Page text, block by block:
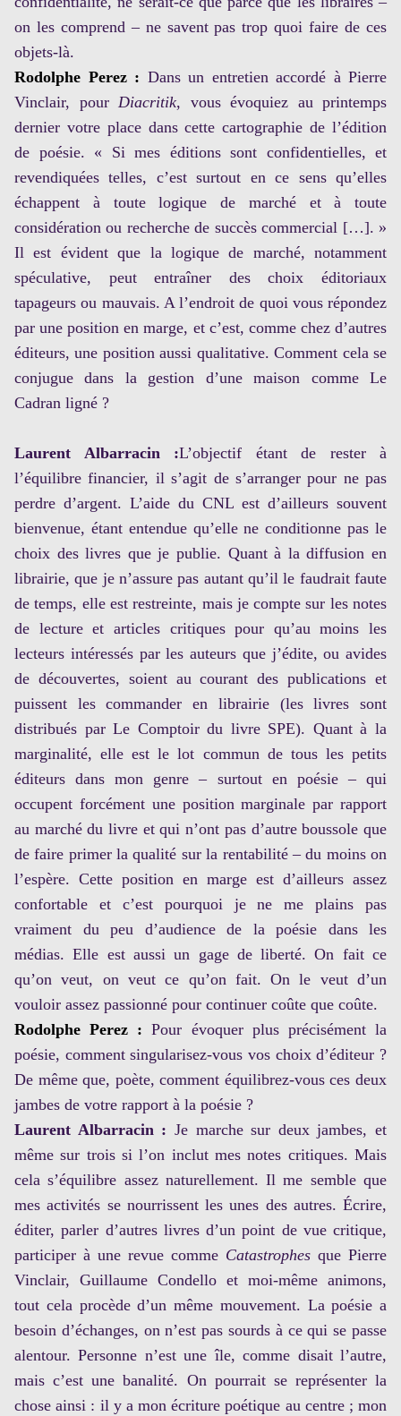
on les comprend – ne savent pas trop quoi faire de ces
objets-là.
Rodolphe Perez : Dans un entretienaccordé à Pierre
Vinclair, pour Diacritik, vous évoquiez au printemps
dernier votre place dans cette cartographie de l’édition
de poésie. « Si mes éditions sont confidentielles, et
revendiquées telles, c’est surtout en ce sens qu’elles
échappent à toute logique de marché et à toute
considération ou recherche de succès commercial […]. »
Il est évident que la logique de marché, notamment
spéculative, peut entraîner des choix éditoriaux
tapageurs ou mauvais. A l’endroit de quoi vous répondez
par une position en marge, et c’est, comme chez d’autres
éditeurs, une position aussi qualitative. Comment cela se
conjugue dans la gestion d’une maison comme Le
Cadran ligné ?
Laurent Albarracin :L’objectif étant de rester à
l’équilibre financier, il s’agit de s’arranger pour ne pas
perdre d’argent. L’aide du CNL est d’ailleurs souvent
bienvenue, étant entendue qu’elle ne conditionne pas le
choix des livres que je publie. Quant à la diffusion en
librairie, que je n’assure pas autant qu’il le faudrait faute
de temps, elle est restreinte, mais je compte sur les notes
de lecture et articles critiques pour qu’au moins les
lecteurs intéressés par les auteurs que j’édite, ou avides
de découvertes, soient au courant des publications et
puissent les commander en librairie (les livres sont
distribués par Le Comptoir du livre SPE). Quant à la
marginalité, elle est le lot commun de tous les petits
éditeurs dans mon genre – surtout en poésie – qui
occupent forcément une position marginale par rapport
au marché du livre et qui n’ont pas d’autre boussole que
de faire primer la qualité sur la rentabilité – du moins on
l’espère. Cette position en marge est d’ailleurs assez
confortable et c’est pourquoi je ne me plains pas
vraiment du peu d’audience de la poésie dans les
médias. Elle est aussi un gage de liberté. On fait ce
qu’on veut, on veut ce qu’on fait. On le veut d’un
vouloir assez passionné pour continuer coûte que coûte.
Rodolphe Perez :Pour évoquer plus précisément la
poésie, comment singularisez-vous vos choix d’éditeur ?
De même que, poète, comment équilibrez-vous ces deux
jambes de votre rapport à la poésie ?
Laurent Albarracin : Je marche sur deux jambes, et
même sur trois si l’on inclut mes notes critiques. Mais
cela s’équilibre assez naturellement. Il me semble que
mes activités se nourrissent les unes des autres. Écrire,
éditer, parler d’autres livres d’un point de vue critique,
participer à une revue comme Catastrophes que Pierre
Vinclair, Guillaume Condello et moi-même animons,
tout cela procède d’un même mouvement. La poésie a
besoin d’échanges, on n’est pas sourds à ce qui se passe
alentour. Personne n’est une île, comme disait l’autre,
mais c’est une banalité. On pourrait se représenter la
chose ainsi : il y a mon écriture poétique au centre ; mon